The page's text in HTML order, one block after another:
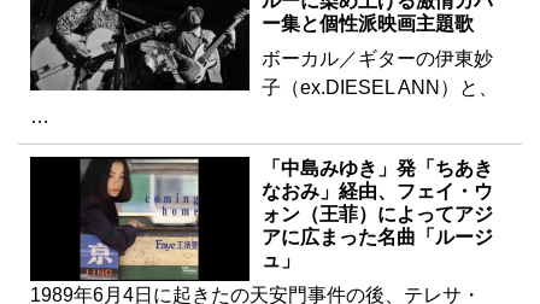
ー集と個性派映画主題歌
ボーカル／ギターの伊東妙
子（ex.DIESEL ANN）と、
…
「中島みゆき」発「ちあき
なおみ」経由、フェイ・ウ
ォン（王菲）によってアジ
アに広まった名曲「ルージ
ュ」
1989年6月4日に起きたの天安門事件の後、テレサ・